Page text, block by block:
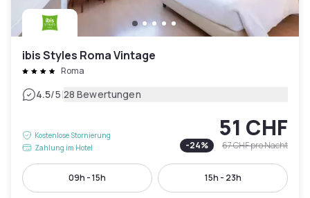
ibis Styles Roma Vintage
Roma
4.5/5|28 Bewertungen
Kostenlose Stornierung
Zahlung im Hotel
51 CHF
-24% 67 CHFpro Nacht
09h - 15h 15h - 23h